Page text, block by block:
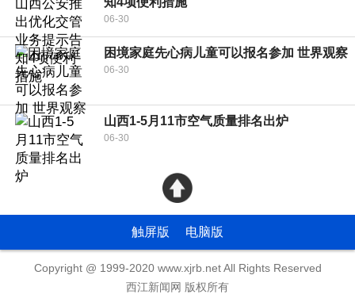
06-30
困境家庭先心病儿童可以报名参加 世界观察
06-30
山西1-5月11市空气质量排名出炉
06-30
触屏版 电脑版
Copyright @ 1999-2020 www.xjrb.net All Rights Reserved
西江新闻网 版权所有